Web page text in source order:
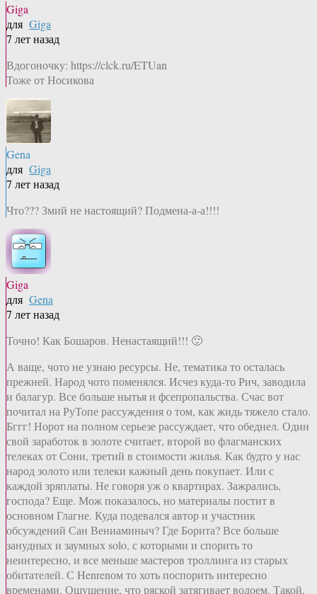
Giga
для Giga
7 лет назад
Вдогоночку: https://clck.ru/ETUan
Тоже от Носикова
Gena
для Giga
7 лет назад
Что??? Змий не настоящий? Подмена-а-а!!!!
Giga
для Gena
7 лет назад
Точно! Как Бошаров. Ненастаящий!!! 🙂
А ваще, чото не узнаю ресурсы. Не, тематика то осталась
прежней. Народ чото поменялся. Исчез куда-то Рич, заводила
и балагур. Все больше нытья и фсепропальства. Счас вот
почитал на РуТопе рассуждения о том, как жидь тяжело стало.
Бггг! Норот на полном серьезе рассуждает, что обеднел. Один
свой заработок в золоте считает, второй во флагманских
телеках от Сони, третий в стоимости жилья. Как будто у нас
народ золото или телеки кажный день покупает. Или с
каждой зряплаты. Не говоря уж о квартирах. Зажрались,
господа? Еще. Мож показалось, но материалы постит в
основном Глагне. Куда подевался автор и участник
обсуждений Сан Вениаминыч? Где Борита? Все больше
занудных и заумных solo, с которыми и спорить то
неинтересно, и все меньше мастеров троллинга из старых
обитателей. С Henrenом то хоть поспорить интересно
временами. Ощущение, что ряской затягивает водоем. Такой,